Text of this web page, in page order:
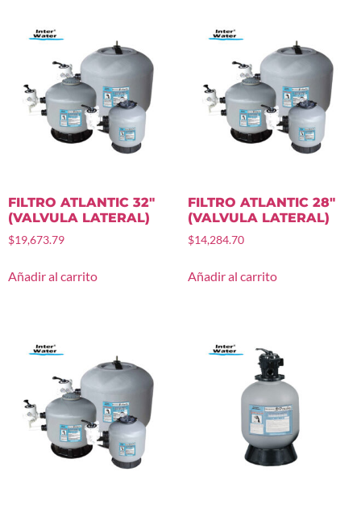
FILTRO ATLANTIC 32″
(VALVULA LATERAL)
$19,673.79
Añadir al carrito
FILTRO ATLANTIC 28″
(VALVULA LATERAL)
$14,284.70
Añadir al carrito